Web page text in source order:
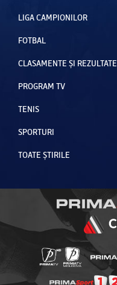
LIGA CAMPIONILOR
FOTBAL
CLASAMENTE ȘI REZULTATE
PROGRAM TV
TENIS
SPORTURI
TOATE ȘTIRILE